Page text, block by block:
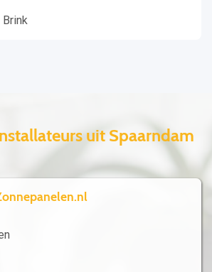
Brink
uit Spaarndam